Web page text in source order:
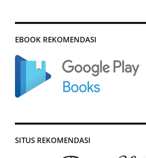
EBOOK REKOMENDASI
SITUS REKOMENDASI